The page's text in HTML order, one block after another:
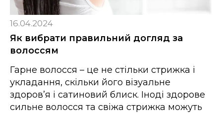
16.04.2024
Як вибрати правильний догляд за
волоссям
Гарне волосся – це не стільки стрижка і
укладання, скільки його візуальне
здоров’я і сатиновий блиск. Іноді здорове
сильне волосся та свіжа стрижка можуть